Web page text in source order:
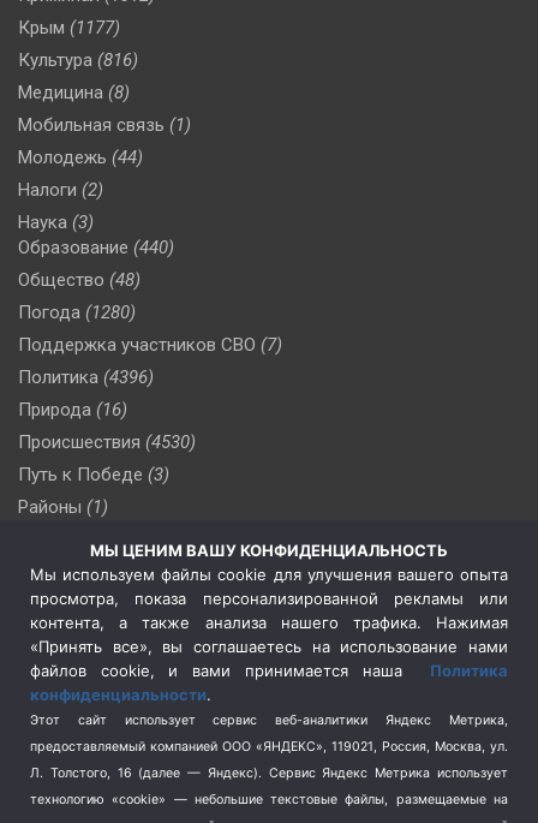
Крым (1177)
Культура (816)
Медицина (8)
Мобильная связь (1)
Молодежь (44)
Налоги (2)
Наука (3)
Образование (440)
Общество (48)
Погода (1280)
Поддержка участников СВО (7)
Политика (4396)
Природа (16)
Происшествия (4530)
Путь к Победе (3)
Районы (1)
(510)
Сельское хозяйство (3)
Социальная политика
(3)
Спецоперация в Украине
Спецоперация на Украине
(404)
Спорт (740)
Терроризм (1)
Транспорт (262)
МЫ ЦЕНИМ ВАШУ КОНФИДЕНЦИАЛЬНОСТЬ
Мы используем файлы cookie для улучшения вашего опыта
просмотра, показа персонализированной рекламы или
контента, а также анализа нашего трафика. Нажимая
«Принять все», вы соглашаетесь на использование нами
файлов cookie, и вами принимается наша Политика
конфиденциальности.
Этот сайт использует сервис веб-аналитики Яндекс Метрика,
предоставляемый компанией ООО «ЯНДЕКС», 119021, Россия, Москва, ул.
Л. Толстого, 16 (далее — Яндекс). Сервис Яндекс Метрика использует
технологию «cookie» — небольшие текстовые файлы, размещаемые на